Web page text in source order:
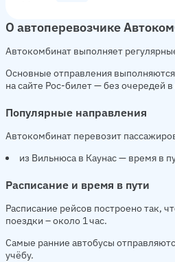
О автоперевозчике
Автокомбинат выполняет
Основные отправления
на сайте Рос-билет — без очередей
Популярные направления
Автокомбинат перевозит
из Вильнюса в Каунас — время в
Расписание и время в пути
Расписание рейсов построено так,
поездки – около 1 час.
Самые ранние автобусы
учёбу.